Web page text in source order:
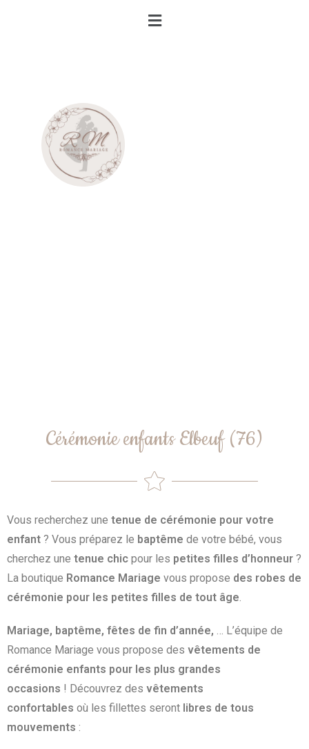
Cérémonie enfants Elbeuf (76)
Vous recherchez une tenue de cérémonie pour votre
enfant ? Vous préparez le baptême de votre bébé, vous
cherchez une tenue chic pour les petites filles d’honneur ?
La boutique Romance Mariage vous propose des robes de
cérémonie pour les petites filles de tout âge.
Mariage, baptême, fêtes de fin d’année, … L’équipe de
Romance Mariage vous propose des vêtements de
cérémonie enfants pour les plus grandes
occasions ! Découvrez des vêtements
confortables où les fillettes seront libres de tous
mouvements :